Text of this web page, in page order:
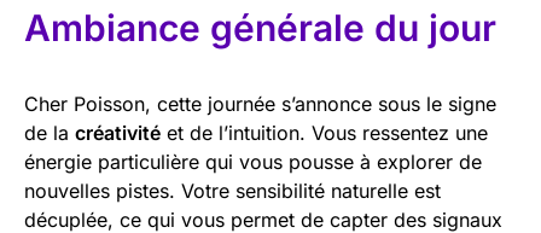
Ambiance générale du jour
Cher Poisson, cette journée s’annonce sous le signe
de la créativité et de l’intuition. Vous ressentez une
énergie particulière qui vous pousse à explorer de
nouvelles pistes. Votre sensibilité naturelle est
décuplée, ce qui vous permet de capter des signaux